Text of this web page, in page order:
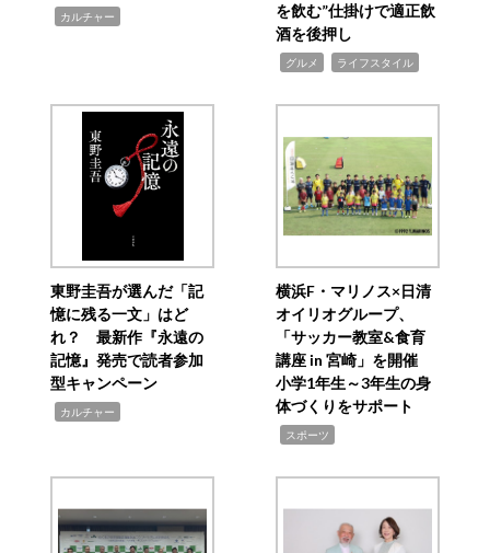
カルチャー
を飲む”仕掛けで適正飲
酒を後押し
グルメ ライフスタイル
東野圭吾が選んだ「記
憶に残る一文」はど
れ？ 最新作『永遠の
記憶』発売で読者参加
型キャンペーン
カルチャー
横浜F・マリノス×日清
オイリオグループ、
「サッカー教室&食育
講座 in 宮崎」を開催
小学1年生～3年生の身
体づくりをサポート
スポーツ